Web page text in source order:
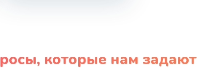
которые нам